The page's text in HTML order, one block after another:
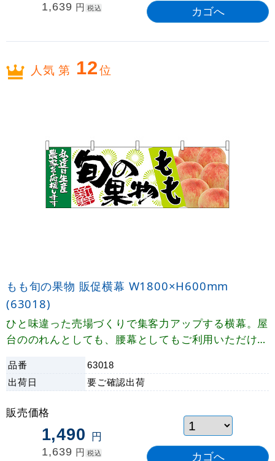
1,639 円 税込
人気 第 12位
もも旬の果物 販促横幕 W1800×H600mm
(63018)
ひと味違った売場づくりで集客力アップする横幕。屋
台ののれんとしても、腰幕としてもご利用いただけま
品番 63018
出荷日 要ご確認出荷
販売価格
1,490 円
1,639 円 税込